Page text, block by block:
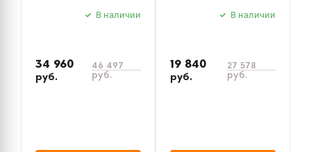
В наличии
34 960
руб.
46 497
руб.
В наличии
19 840
руб.
27 578
руб.